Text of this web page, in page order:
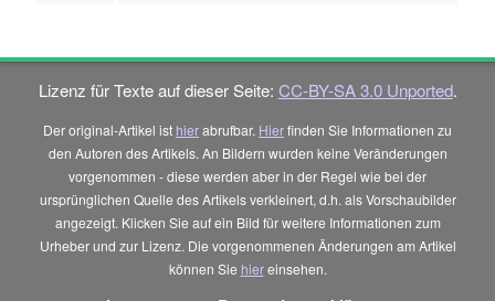
Lizenz für Texte auf dieser Seite: CC-BY-SA 3.0 Unported.
Der original-Artikel ist hierabrufbar. Hierfinden Sie Informationen zu
den Autoren des Artikels. An Bildern wurden keine Veränderungen
vorgenommen - diese werden aber in der Regel wie bei der
ursprünglichen Quelle des Artikels verkleinert, d.h. als Vorschaubilder
angezeigt. Klicken Sie auf ein Bild für weitere Informationen zum
Urheber und zur Lizenz. Die vorgenommenen Änderungen am Artikel
können Sie hiereinsehen.